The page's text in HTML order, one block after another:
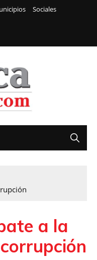
Sociales
a la